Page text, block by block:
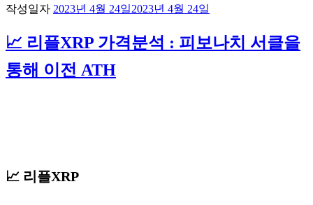
작성일자 2023년 4월 24일2023년 4월 24일
📈 리플XRP 가격분석 : 피보나치 서클을
통해 이전 ATH
📈 리플XRP